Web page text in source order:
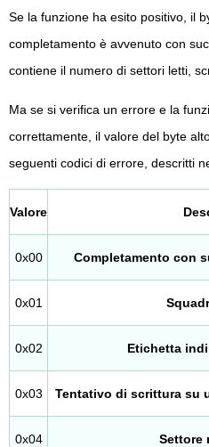
Se la funzione ha esito positivo, il
completamento è avvenuto con
contiene il numero di settori letti,
Ma se si verifica un errore e la
correttamente, il valore del byte
seguenti codici di errore, descritti
Valore
0x00 Completamento con
0x01
0x02 Etichetta
0x03 Tentativo di scrittura su
0x04 Settore